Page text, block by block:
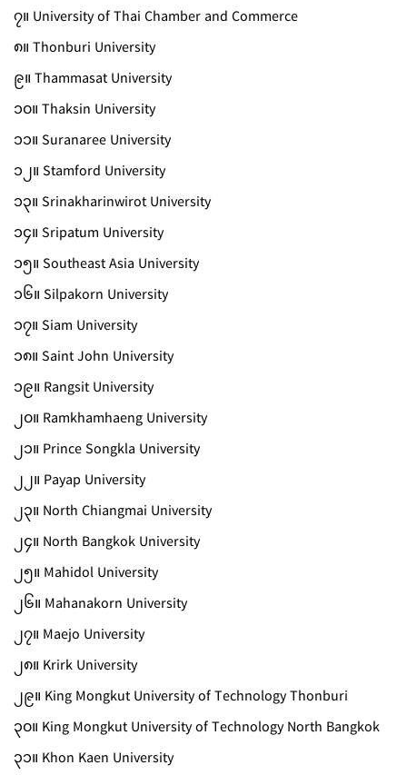
၇။ University of Thai Chamber and Commerce
၈။ Thonburi University
၉။ Thammasat University
၁၀။ Thaksin University
၁၁။ Suranaree University
၁၂။ Stamford University
၁၃။ Srinakharinwirot University
၁၄။ Sripatum University
၁၅။ Southeast Asia University
၁၆။ Silpakorn University
၁၇။ Siam University
၁၈။ Saint John University
၁၉။ Rangsit University
၂၀။ Ramkhamhaeng University
၂၁။ Prince Songkla University
၂၂။ Payap University
၂၃။ North Chiangmai University
၂၄။ North Bangkok University
၂၅။ Mahidol University
၂၆။ Mahanakorn University
၂၇။ Maejo University
၂၈။ Krirk University
၂၉။ King Mongkut University of Technology Thonburi
၃၀။ King Mongkut University of Technology North Bangkok
၃၁။ Khon Kaen University